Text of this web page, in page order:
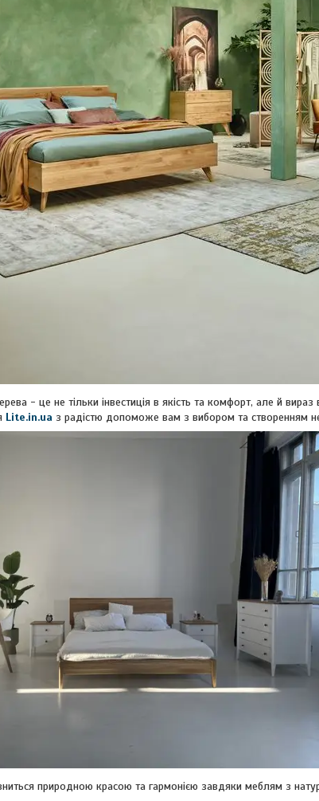
- це не тільки інвестиція в якість та комфорт, але й
Lite.in.ua з радістю допоможе вам з вибором та створенням
природною красою та гармонією завдяки меблям з